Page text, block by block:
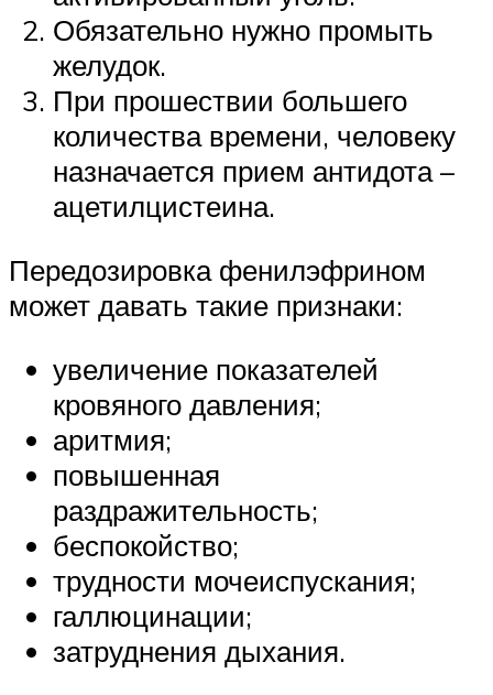
Обязательно нужно промыть
желудок.
При прошествии большего
количества времени, человеку
назначается прием антидота –
ацетилцистеина.
Передозировка фенилэфрином
может давать такие признаки:
увеличение показателей
кровяного давления;
аритмия;
повышенная
раздражительность;
беспокойство;
трудности мочеиспускания;
галлюцинации;
затруднения дыхания.